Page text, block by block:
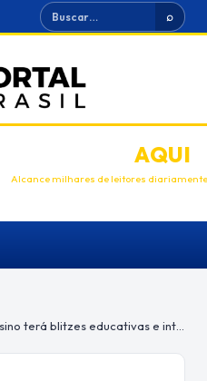
Buscar ⌕
ANUNCIEAQUI
Alcance milhares de leitores diariamente